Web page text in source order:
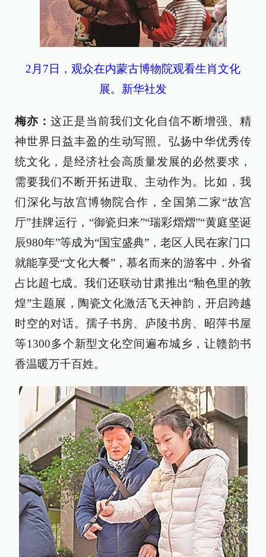
2月7日，观众在内蒙古博物院观看生肖文化
展。新华社发
梅亦： 这正是当前我们文化自信不断增强、精
神世界日益丰盈的生动写照。弘扬中华优秀传
统文化，是经济社会高质量发展的必然要求，
需要我们不断开拓进取、主动作为。比如，我
们深化与故宫博物院合作，全国第二家“故宫
厅”挂牌运行，“御瓷归来”“瑞彩熠熠”“黄庭坚诞
辰980年”等成为“国宝盛典”，老区人民在家门口
就能享受“文化大餐”，慕名而来的游客中，外省
占比超七成。我们还联动甘肃推出“釉色里的敦
煌”主题展，陶瓷文化激活飞天神韵，开启跨越
时空的对话。孺子书房、庐陵书房、昭萍书屋
等1300多个新型文化空间遍布城乡，让赣韵书
香温暖万千百姓。